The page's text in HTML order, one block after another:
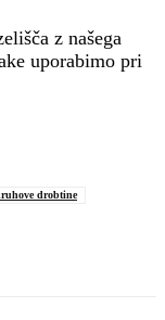
z našega
uporabimo pri
drobtine